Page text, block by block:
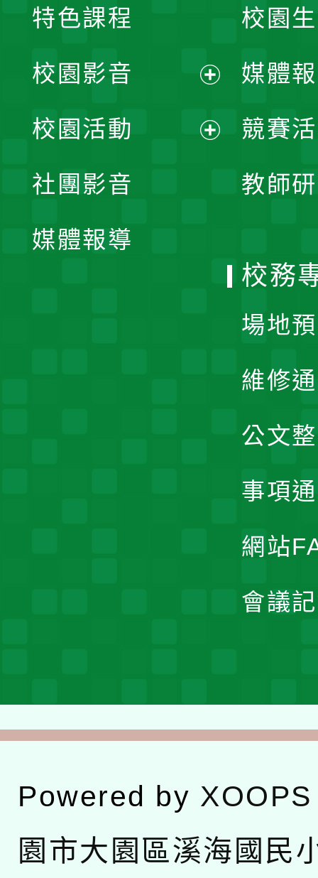
校園
媒體
競賽
教師
特色課程
校園影音
開
校園活動
社團影音
媒體報導
校務
場地
維修
公文
事項
網站
會議
Powered by XOOPS
園市大園區溪海國民